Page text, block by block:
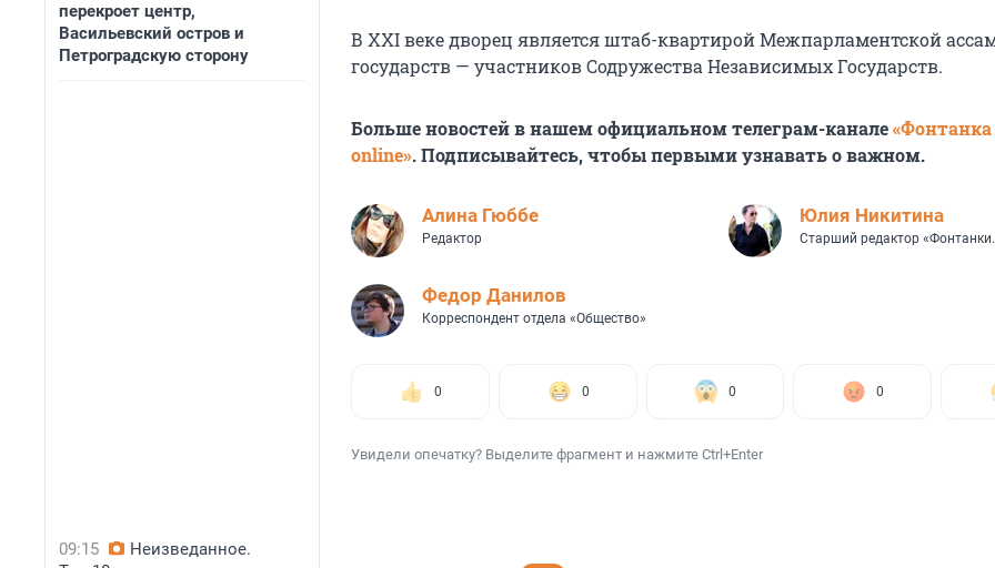
перекроет центр,
Васильевский остров и
Петроградскую сторону
09:15
Неизведанное.
В XXI веке дворец является штаб-квартирой Межпарламентской
государств — участников Содружества Независимых Государств.
Больше новостей в нашем официальном телеграм-канале«Фонтанка
online». Подписывайтесь, чтобы первыми узнавать о важном.
Алина Гюббе
Редактор
Юлия Никитина
Старший редактор
Федор Данилов
Корреспондент отдела «Общество»
0 0 0 0
Увидели опечатку? Выделите фрагмент и нажмите Ctrl+Enter